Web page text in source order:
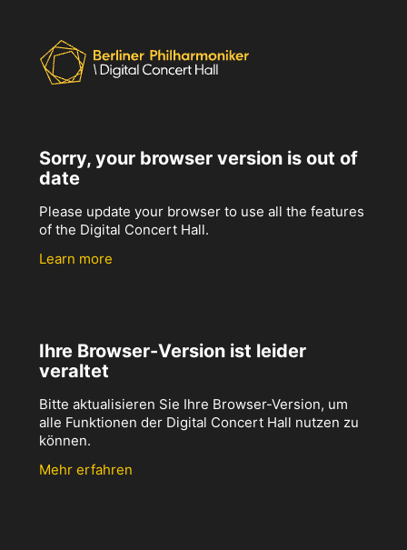
Sorry, your browser version is out of
date
Please update your browser to use all the features
of the Digital Concert Hall.
Learn more
Ihre Browser-Version ist leider
veraltet
Bitte aktualisieren Sie Ihre Browser-Version, um
alle Funktionen der Digital Concert Hall nutzen zu
können.
Mehr erfahren